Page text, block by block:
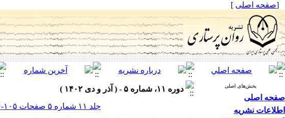
[صفحه اصلی ]
بخش‌های اصلی
صفحه اصلی
اطلاعات نشریه
دوره ۱۱، شماره ۵ - ( آذر و دی ۱۴۰۲ )
جلد ۱۱ شماره ۵ صفحات ۱۰۵-۹۶